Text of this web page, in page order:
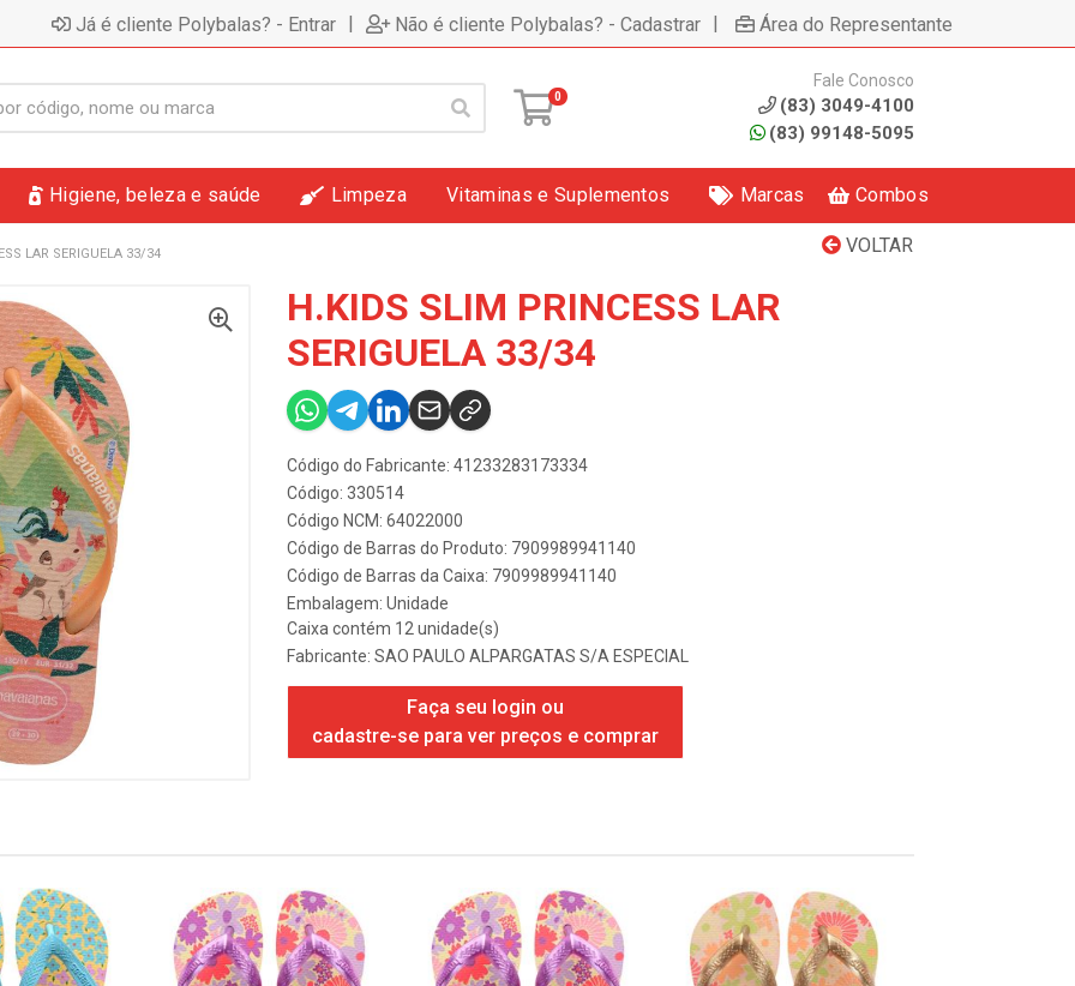
Já é cliente Polybalas? - Entrar | Não é cliente Polybalas? - Cadastrar | Área do Representante
0
Fale Conosco
(83) 3049-4100
(83) 99148-5095
Higiene, beleza e saúde Limpeza Vitaminas e Suplementos Marcas Combos
VOLTAR
LAR SERIGUELA 33/34
H.KIDS SLIM PRINCESS LAR
SERIGUELA 33/34
Código do Fabricante: 41233283173334
Código: 330514
Código NCM: 64022000
Código de Barras do Produto: 7909989941140
Código de Barras da Caixa: 7909989941140
Embalagem: Unidade
Caixa contém 12 unidade(s)
Fabricante: SAO PAULO ALPARGATAS S/A ESPECIAL
Faça seu login ou
cadastre-se para ver preços e comprar